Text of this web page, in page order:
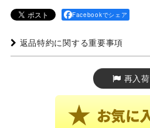
Facebookでシェア
返品特約に関する重要事項
再入荷